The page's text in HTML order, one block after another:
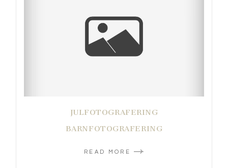
JULFOTOGRAFERING
BARNFOTOGRAFERING
READ MORE